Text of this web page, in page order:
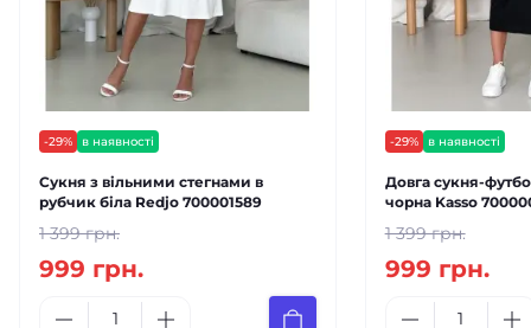
-29% в наявності
Сукня з вільними стегнами в
рубчик біла Redjo 700001589
1 399 грн.
999 грн.
-29% в наявності
Довга сукня-
чорна Kasso
1 399 грн.
999 грн.